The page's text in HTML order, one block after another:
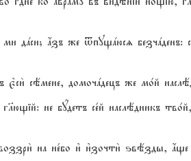
ми дaси; ѓзъ же tпущaюсz безчaденъ:
є3си2 сёмене, домочaдецъ же мо1й
не бyдетъ се1й наслёдникъ
воззри2 на не1бо и3 и3зочти2